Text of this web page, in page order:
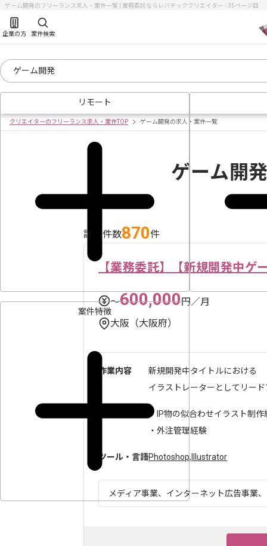
ゲーム開発のフリーランス求人・案件一覧 | 業務委託ならレバテッククリエイター - 35ページ目
企業の方 案件検索
リモート
案件特徴
クリエイターのフリーランス求人・案件TOP ゲーム開発の求人・案件一覧
ゲーム開
該当件数870件
【業務委託】【新規開発中ゲ
〜600,000円／月
大阪（大阪府）
作業内容
新規開発中タイトルにおける
イラストレーターとしてリー
・IP物の似合わせイラスト制作
・外注管理経験
ツール・言語Photoshop, Illustrator
メディア事業、インターネット広告事業